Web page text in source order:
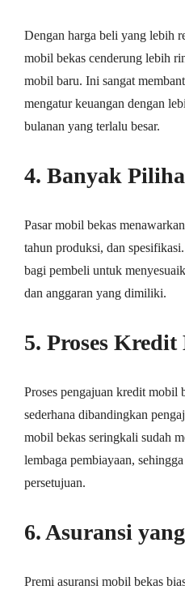
Dengan harga beli yang lebih
mobil bekas cenderung lebih
mobil baru. Ini sangat
mengatur keuangan dengan
bulanan yang terlalu besar.
4. Banyak
Pasar mobil bekas
tahun produksi, dan
bagi pembeli untuk
dan anggaran yang dimiliki.
5. Proses
Proses pengajuan kredit mobil
sederhana dibandingkan
mobil bekas seringkali sudah
lembaga pembiayaan,
persetujuan.
6. Asuransi
Premi asuransi mobil bekas